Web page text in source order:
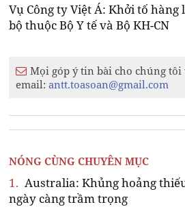
Vụ Công ty Việt Á: Khởi tố hàng
bộ thuộc Bộ Y tế và Bộ KH-CN
Mọi góp ý tin bài cho chúng
email:antt.toasoan@gmail.com
NÓNG CÙNG CHUYÊN MỤC
1. Australia: Khủng hoảng
ngày càng trầm trọng